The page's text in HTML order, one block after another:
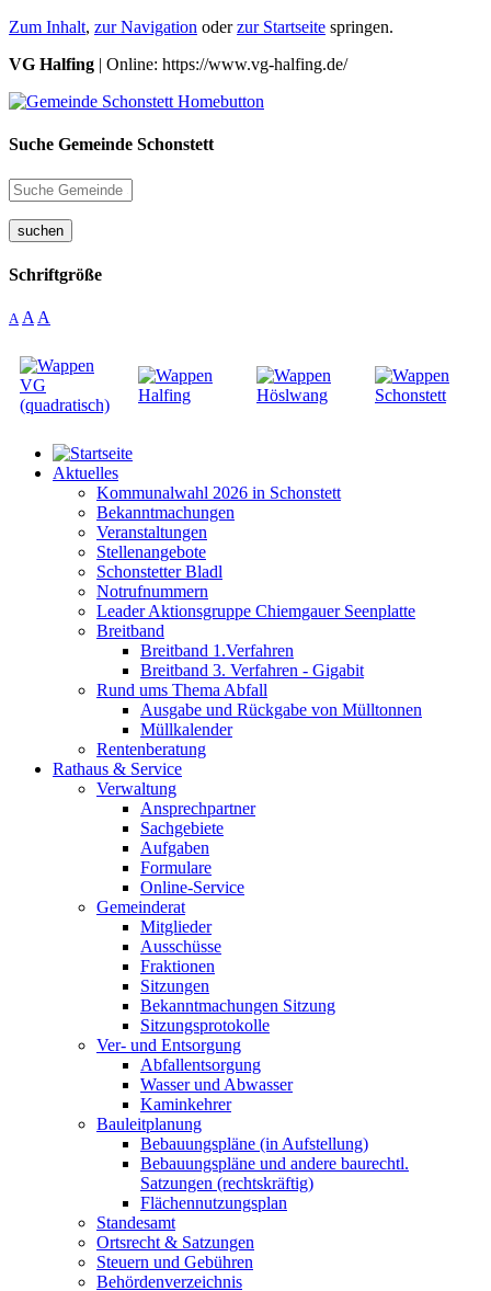
Zum Inhalt, zur Navigation oderzur Startseite springen.
VG Halfing | Online: https://www.vg-halfing.de/
Suche Gemeinde Schonstett
suchen
Schriftgröße
A A A
Aktuelles
Kommunalwahl 2026 in Schonstett
Bekanntmachungen
Veranstaltungen
Stellenangebote
Schonstetter Bladl
Notrufnummern
Leader Aktionsgruppe Chiemgauer Seenplatte
Breitband
Breitband 1.Verfahren
Breitband 3. Verfahren - Gigabit
Rund ums Thema Abfall
Ausgabe und Rückgabe von Mülltonnen
Müllkalender
Rentenberatung
Rathaus & Service
Verwaltung
Ansprechpartner
Sachgebiete
Aufgaben
Formulare
Online-Service
Gemeinderat
Mitglieder
Ausschüsse
Fraktionen
Sitzungen
Bekanntmachungen Sitzung
Sitzungsprotokolle
Ver- und Entsorgung
Abfallentsorgung
Wasser und Abwasser
Kaminkehrer
Bauleitplanung
Bebauungspläne (in Aufstellung)
Bebauungspläne und andere baurechtl.
Satzungen (rechtskräftig)
Flächennutzungsplan
Standesamt
Ortsrecht & Satzungen
Steuern und Gebühren
Behördenverzeichnis